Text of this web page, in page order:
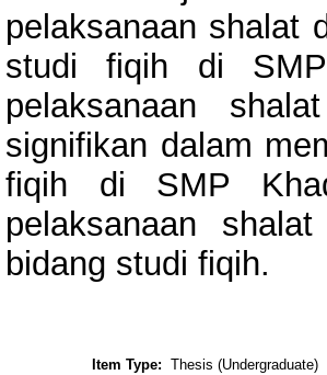
pelaksanaan shalat
studi fiqih di SMP
pelaksanaan
signifikan dalam
fiqih di SMP
pelaksanaan
bidang studi fiqih.
Item Type: Thesis (Undergraduate)